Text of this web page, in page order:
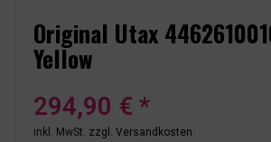
Original Utax
Yellow
294,90 € *
inkl. MwSt. zzgl. Versandkosten